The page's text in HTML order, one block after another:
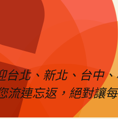
北、新北、台中
連忘返，絕對讓